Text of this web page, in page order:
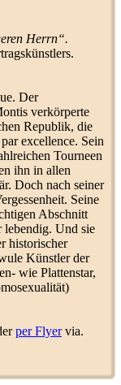
LoopingLoui
Herrn“.
Der
verkörperte
Republik, die
excellence. Sein
Tourneen
ihn in allen
Doch nach seiner
Seine
Abschnitt
lebendig. Und sie
historischer
Künstler der
wie Plattenstar,
per Flyervia.